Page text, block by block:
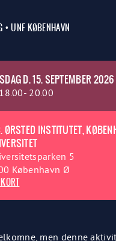
• UNF KØBENHAVN
D. 15. SEPTEMBER 2026
20.00
ØRSTED INSTITUTET,
5
København Ø
men denne